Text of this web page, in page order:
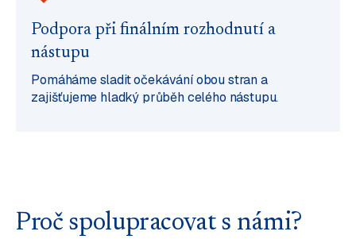
Podpora při finálním rozhodnutí a
nástupu
Pomáháme sladit očekávání obou stran a
zajišťujeme hladký průběh celého nástupu.
Proč spolupracovat s námi?